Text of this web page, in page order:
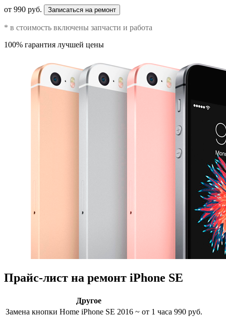
от 990 руб. Записаться на ремонт
* в стоимость включены запчасти и работа
100% гарантия лучшей цены
Прайс-лист на ремонт iPhone SE
Другое
Замена кнопки Home iPhone SE 2016 ~ от 1 часа 990 руб.